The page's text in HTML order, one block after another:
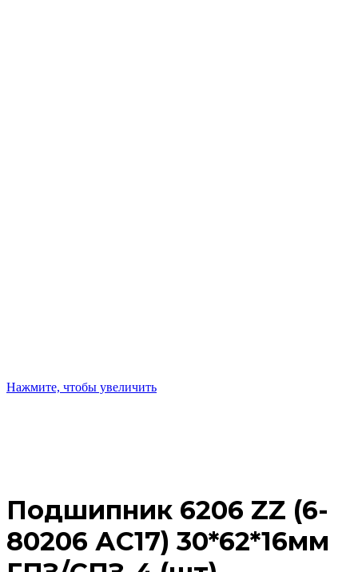
Нажмите, чтобы увеличить
Подшипник 6206 ZZ (6-
80206 АС17) 30*62*16мм